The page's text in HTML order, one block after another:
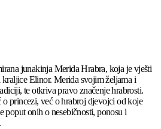
junakinja Merida Hrabra, koja je vješti
Elinor. Merida svojim željama i
te otkriva pravo značenje hrabrosti.
princezi, već o hrabroj djevojci od koje
poput onih o nesebičnosti, ponosu i